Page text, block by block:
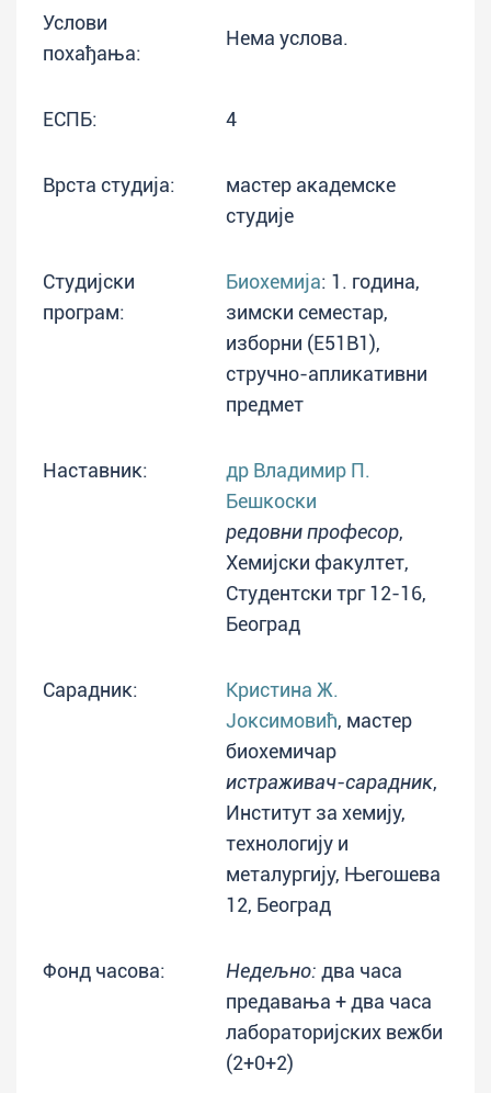
Услови
похађања:
Нема услова.
ЕСПБ: 4
Врста студија:
мастер академске
студије
Студијски
програм:
Биохемија: 1. година,
зимски семестар,
изборни (E51B1),
стручно-апликативни
предмет
Наставник:
др Владимир П.
Бешкоски
редовни професор,
Хемијски факултет,
Студентски трг 12-16,
Београд
Сарадник:
Кристина Ж.
Јоксимовић, мастер
биохемичар
истраживач-сарадник,
Институт за хемију,
технологију и
металургију, Његошева
12, Београд
Фонд часова: Недељно: два часа
предавања + два часа
лабораторијских вежби
(2+0+2)